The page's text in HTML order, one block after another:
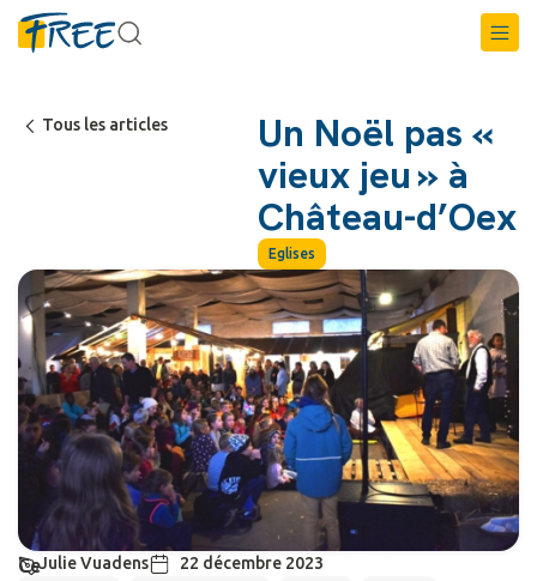
Tous les articles
Un Noël pas «
vieux jeu » à
Château-d’Oex
Eglises
Julie Vuadens 22 décembre 2023
Ce